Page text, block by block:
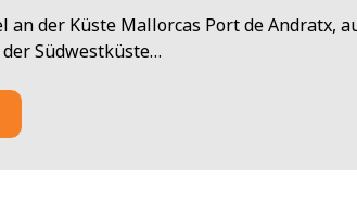
an der Küste Mallorcas Port de Andratx,
Südwestküste…